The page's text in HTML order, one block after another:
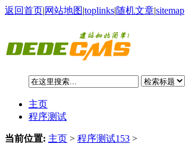
返回首页|网站地图|toplinks|随机文章|sitemap
主页
程序测试
当前位置: 主页 > 程序测试153 >